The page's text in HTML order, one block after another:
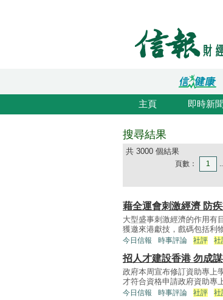
主頁 即時新聞
搜尋結果
共 3000 個結果
頁數： 1
藉全運會刺激經濟 防
大型盛事刺激經濟的作用有
獲邀來港獻技，戲碼包括利
今日信報 時事評論 社評 社
招人才建設香港 勿成
政府本周宣布修訂資助專上
才符合資格申請政府資助專
今日信報 時事評論 社評 社